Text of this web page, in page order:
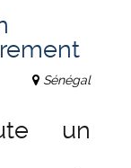
Sénégal
un